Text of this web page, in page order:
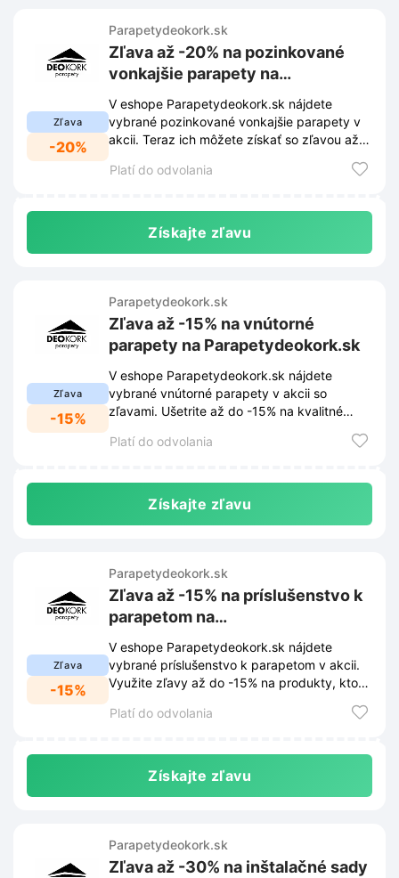
Zľava
-20%
Parapetydeokork.sk
Zľava až -20% na pozinkované
vonkajšie parapety na
Parapetydeokork.sk
V eshope Parapetydeokork.sk nájdete
vybrané pozinkované vonkajšie parapety v
akcii. Teraz ich môžete získať so zľavou až
Platí do odvolania
Získajte zľavu
Zľava
-15%
Parapetydeokork.sk
Zľava až -15% na vnútorné
parapety na Parapetydeokork.sk
V eshope Parapetydeokork.sk nájdete
vybrané vnútorné parapety v akcii so
zľavami. Ušetrite až do -15% na kvalitné
Platí do odvolania
Získajte zľavu
Zľava
-15%
Parapetydeokork.sk
Zľava až -15% na príslušenstvo k
parapetom na
Parapetydeokork.sk
V eshope Parapetydeokork.sk nájdete
vybrané príslušenstvo k parapetom v akcii.
Využite zľavy až do -15% na produkty, ktoré
Platí do odvolania
Získajte zľavu
Parapetydeokork.sk
Zľava až -30% na inštalačné sady